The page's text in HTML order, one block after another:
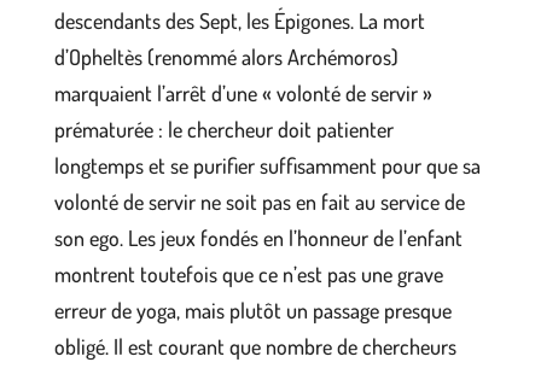
descendants des Sept, les Épigones. La mort
d’Opheltès (renommé alors Archémoros)
marquaient l’arrêt d’une « volonté de servir »
prématurée : le chercheur doit patienter
longtemps et se purifier suffisamment pour que sa
volonté de servir ne soit pas en fait au service de
son ego. Les jeux fondés en l’honneur de l’enfant
montrent toutefois que ce n’est pas une grave
erreur de yoga, mais plutôt un passage presque
obligé. Il est courant que nombre de chercheurs